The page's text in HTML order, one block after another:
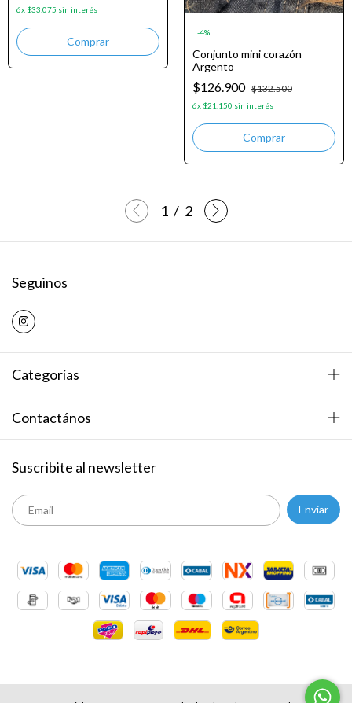
6x $33.075 sin interés
-4%
Conjunto mini corazón
Argento
$126.900 $132.500
6x $21.150 sin interés
1 / 2
Seguinos
Categorías
Contactános
Suscribite al newsletter